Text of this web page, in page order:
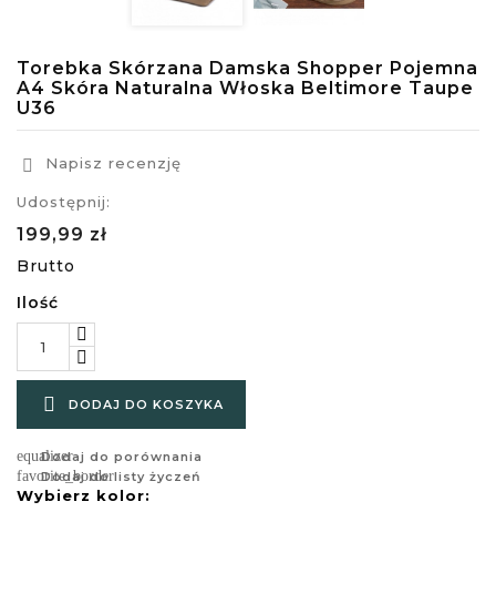
Torebka Skórzana Damska Shopper Pojemna
A4 Skóra Naturalna Włoska Beltimore Taupe
U36
 Napisz recenzję
Udostępnij:
199,99 zł
Brutto
Ilość
 DODAJ DO KOSZYKA
equalizer
Dodaj do porównania
favorite_border
Dodaj do listy życzeń
Wybierz kolor: